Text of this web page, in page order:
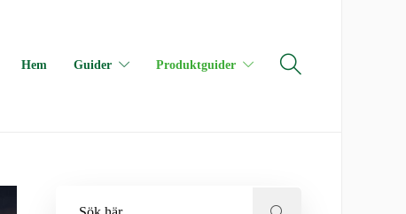
Hem Guider Produktguider